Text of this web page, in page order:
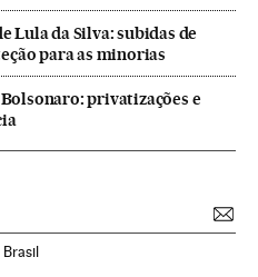
Lula da Silva: subidas de
para as minorias
privatizações e
Brasil